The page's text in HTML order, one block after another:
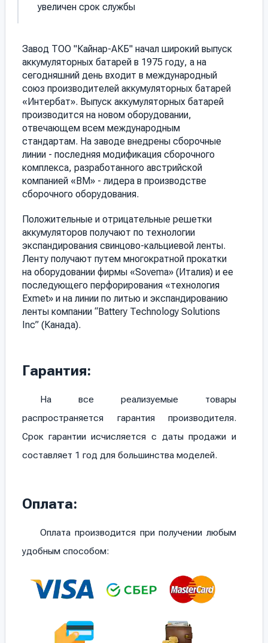
увеличен срок службы
Завод ТОО "Кайнар-АКБ" начал широкий выпуск
аккумуляторных батарей в 1975 году, а на
сегодняшний день входит в международный
союз производителей аккумуляторных батарей
«Интербат». Выпуск аккумуляторных батарей
производится на новом оборудовании,
отвечающем всем международным
стандартам. На заводе внедрены сборочные
линии - последняя модификация сборочного
комплекса, разработанного австрийской
компанией «ВМ» - лидера в производстве
сборочного оборудования.
Положительные и отрицательные решетки
аккумуляторов получают по технологии
экспандирования свинцово-кальциевой ленты.
Ленту получают путем многократной прокатки
на оборудовании фирмы «Sovema» (Италия) и ее
последующего перфорирования «технология
Exmet» и на линии по литью и экспандированию
ленты компании “Battery Technology Solutions
Inc” (Канада).
Гарантия:
На все реализуемые товары
распространяется гарантия производителя.
Срок гарантии исчисляется с даты продажи и
составляет 1 год для большинства моделей.
Оплата:
Оплата производится при получении любым
удобным способом: